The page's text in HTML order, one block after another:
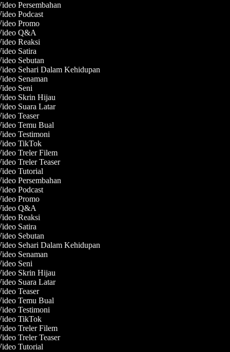
Persembahan
Podcast
Promo
Q&A
Reaksi
Satira
Sebutan
Sehari Dalam Kehidupan
Senaman
Seni
Skrin Hijau
Suara Latar
Teaser
Temu Bual
Testimoni
TikTok
Treler Filem
Treler Teaser
Tutorial
Persembahan
Podcast
Promo
Q&A
Reaksi
Satira
Sebutan
Sehari Dalam Kehidupan
Senaman
Seni
Skrin Hijau
Suara Latar
Teaser
Temu Bual
Testimoni
TikTok
Treler Filem
Treler Teaser
Tutorial